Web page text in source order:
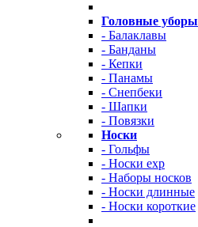
Головные уборы
- Балаклавы
- Банданы
- Кепки
- Панамы
- Снепбеки
- Шапки
- Повязки
Носки
- Гольфы
- Носки exp
- Наборы носков
- Носки длинные
- Носки короткие